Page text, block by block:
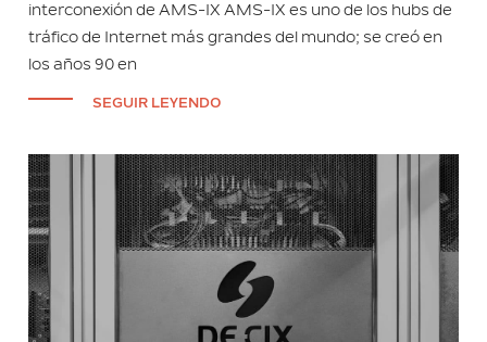
interconexión de AMS-IX AMS-IX es uno de los hubs de
tráfico de Internet más grandes del mundo; se creó en
los años 90 en
SEGUIR LEYENDO